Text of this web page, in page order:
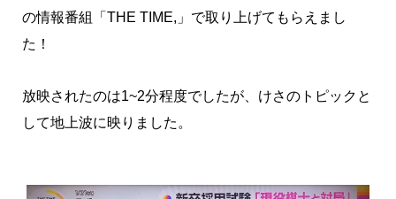
の情報番組「THE TIME,」で取り上げてもらえまし
た！
放映されたのは1~2分程度でしたが、けさのトピックと
して地上波に映りました。